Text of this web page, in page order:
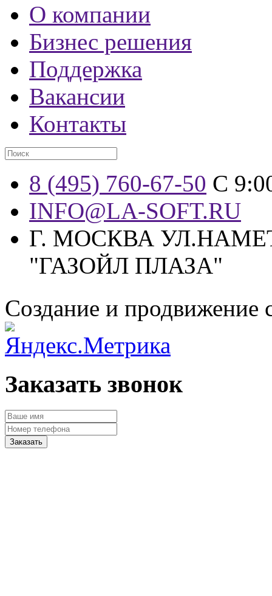
О компании
Бизнес решения
Поддержка
Вакансии
Контакты
8 (495) 760-67-50 С
INFO@LA-SOFT.RU
Г. МОСКВА
"ГАЗОЙЛ ПЛАЗА"
Создание и продвижение
Заказать звонок
Заказать